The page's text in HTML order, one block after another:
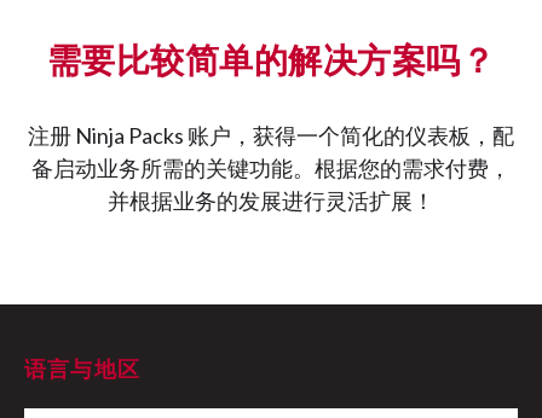
需要比较简单的解决方案吗？
注册 Ninja Packs 账户，获得一个简化的仪表板，配
备启动业务所需的关键功能。根据您的需求付费，
并根据业务的发展进行灵活扩展！
语言与地区